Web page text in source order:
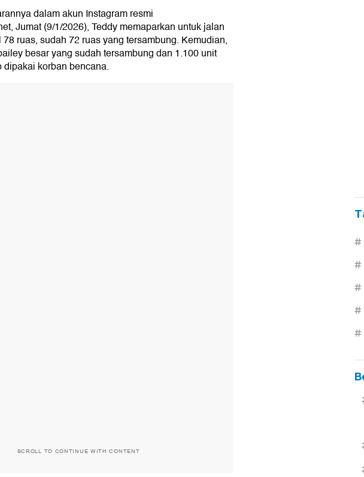
dalam akun Instagram resmi
Jumat (9/1/2026), Teddy memaparkan untuk jalan
ruas, sudah 72 ruas yang tersambung. Kemudian,
besar yang sudah tersambung dan ⁠1.100 unit
korban bencana.
SCROLL TO CONTINUE WITH CONTENT
#
#
#
#
#